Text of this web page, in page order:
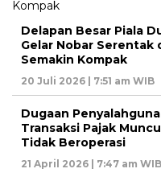
Delapan Besar Piala
Gelar Nobar Serentak
Semakin Kompak
20 Juli 2026 | 7:51 am WIB
Dugaan
Transaksi Pajak
Tidak Beroperasi
21 April 2026 | 7:47 am WIB